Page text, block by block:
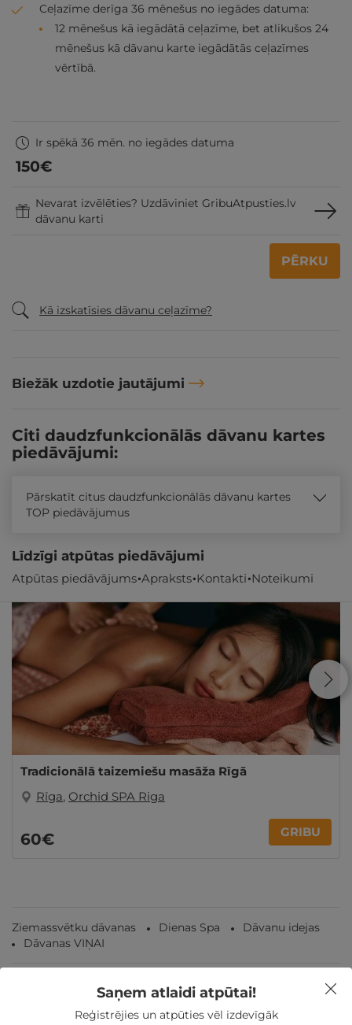
Ceļazīme derīga 36 mēnešus no iegādes datuma:
12 mēnešus kā iegādātā ceļazīme, bet atlikušos 24
mēnešus kā dāvanu karte iegādātās ceļazīmes
vērtībā.
Ir spēkā 36 mēn. no iegādes datuma
150€
Nevarat izvēlēties? Uzdāviniet GribuAtpusties.lv
dāvanu karti
PĒRKU
Kā izskatīsies dāvanu ceļazīme?
Biežāk uzdotie jautājumi
Atpūtas piedāvājums Apraksts Kontakti Noteikumi
Citi daudzfunkcionālās dāvanu kartes
piedāvājumi:
Pārskatīt citus daudzfunkcionālās dāvanu kartes
TOP piedāvājumus
Līdzīgi atpūtas piedāvājumi
Tradicionālā taizemiešu masāža Rīgā
Rīga, Orchid SPA Riga
60€ GRIBU
Ziemassvētku dāvanas Dienas Spa
Dāvanu idejas
Dāvanas VIŅAI
Saņem atlaidi atpūtai!
Reģistrējies un atpūties vēl izdevīgāk